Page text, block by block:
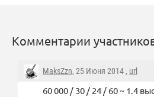
Комментарии
MaksZzn, 25 Июня 2014 , url
60 000 / 30 / 24 / 60 ~ 1.4